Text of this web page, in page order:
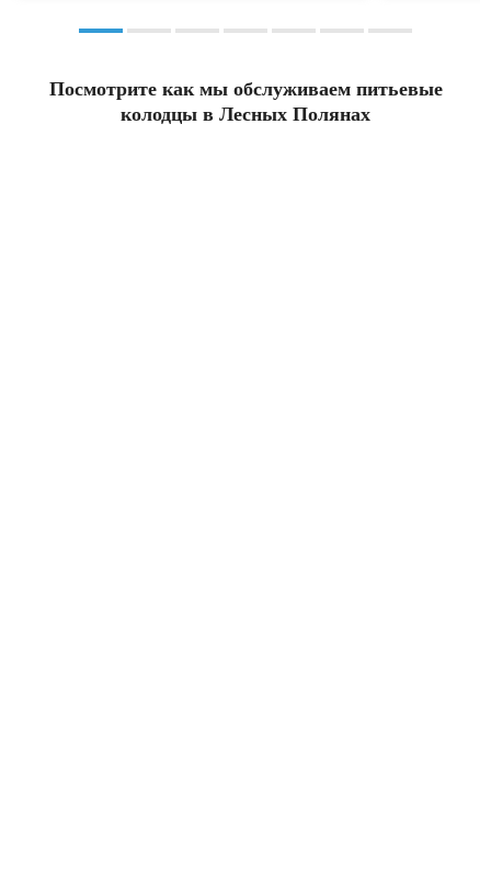
Посмотрите как мы обслуживаем питьевые
колодцы в Лесных Полянах